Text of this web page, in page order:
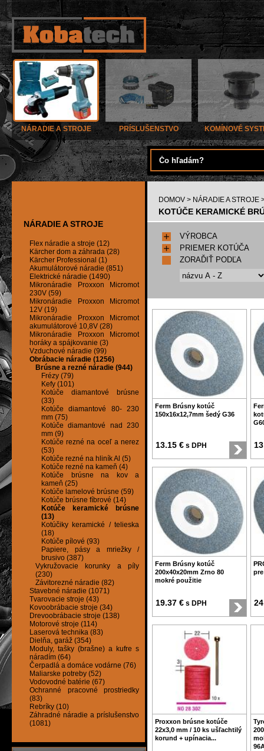
NÁRADIE A STROJE PRÍSLUŠENSTVO KOMÍNOVÉ
NÁRADIE A STROJE
Flex náradie a stroje (12)
Kärcher dom a záhrada (28)
Kärcher Professional (1)
Akumulátorové náradie (851)
Elektrické náradie (1490)
Mikronáradie Proxxon Micromot
230V (59)
Mikronáradie Proxxon Micromot
12V (19)
Mikronáradie Proxxon Micromot
akumulátorové 10,8V (28)
Mikronáradie Proxxon Micromot
horáky a spájkovanie (3)
Vzduchové náradie (99)
Obrábacie náradie (1256)
Brúsne a rezné náradie (944)
Frézy (79)
Kefy (101)
Kotúče diamantové brúsne
(33)
Kotúče diamantové 80- 230
mm (75)
Kotúče diamantové nad 230
mm (9)
Kotúče rezné na oceľ a nerez
(53)
Kotúče rezné na hliník Al (5)
Kotúče rezné na kameň (4)
Kotúče brúsne na kov a
kameň (25)
Kotúče lamelové brúsne (59)
Kotúče brúsne fíbrové (14)
Kotúče keramické brúsne
(13)
Kotúčiky keramické / telieska
(18)
Kotúče pílové (93)
Papiere, pásy a mriežky /
brusivo (387)
Vykružovacie korunky a píly
(230)
Závitorezné náradie (82)
Stavebné náradie (1071)
Tvarovacie stroje (43)
Kovoobrábacie stroje (34)
Drevoobrábacie stroje (138)
Motorové stroje (114)
Laserová technika (83)
Dielňa, garáž (354)
Moduly, tašky (brašne) a kufre s
náradím (64)
Čerpadlá a domáce vodárne (76)
Maliarske potreby (52)
Vodovodné batérie (67)
Ochranné pracovné prostriedky
(83)
Rebríky (10)
Záhradné náradie a príslušenstvo
(1081)
DOMOV > NÁRADIE A STROJE
KOTÚČE KERAMICKÉ
VÝROBCA
PRIEMER KOTÚČA
ZORAĎIŤ PODĽA
Ferm Brúsny kotúč
150x16x12,7mm šedý G36
13.15 € s DPH
Ferm Brúsny kotúč
200x40x20mm Zrno 80
mokré použitie
19.37 € s DPH
pre
Proxxon brúsne kotúče
22x3,0 mm / 10 ks ušľachtilý
korund + upínacia...